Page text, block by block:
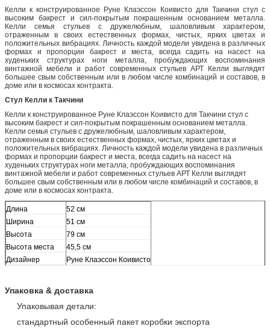
Келли к конструированное Руне Клаэссон Коивисто для Такчини стул с
высоким бакрест и сил-покрытым покрашенным основанием металла.
Келли семья стульев с дружелюбным, шаловливым характером,
отраженным в своих естественных формах, чистых, ярких цветах и
положительных вибрациях. Личность каждой модели увидена в различных
формах и пропорции бакрест и места, всегда садить на насест на
худеньких структурах ноги металла, пробуждающих воспоминания
винтажной мебели и работ современных стульев АРТ Келли выглядят
большее свым собственным или в любом числе комбинаций и составов, в
доме или в космосах контракта.
Стул Келли к Такчини
Келли к конструированное Руне Клаэссон Коивисто для Такчини стул с
высоким бакрест и сил-покрытым покрашенным основанием металла.
Келли семья стульев с дружелюбным, шаловливым характером,
отраженным в своих естественных формах, чистых, ярких цветах и
положительных вибрациях. Личность каждой модели увидена в различных
формах и пропорции бакрест и места, всегда садить на насест на
худеньких структурах ноги металла, пробуждающих воспоминания
винтажной мебели и работ современных стульев АРТ Келли выглядят
большее свым собственным или в любом числе комбинаций и составов, в
доме или в космосах контракта.
Длина
52 см
Ширина
51 см
Высота
79 см
Высота места
45,5 см
Дизайнер
Руне Клаэссон Коивисто
Упаковка & доставка
Упаковывая детали:
стандартный особенный пакет коробки экспорта